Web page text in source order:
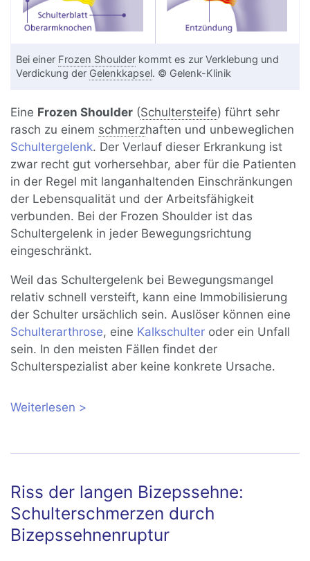
Bei einer Frozen Shoulder kommt es zur Verklebung und
Verdickung der Gelenkkapsel. © Gelenk-Klinik
Eine Frozen Shoulder (Schultersteife) führt sehr
rasch zu einem schmerzhaften und unbeweglichen
Schultergelenk. Der Verlauf dieser Erkrankung ist
zwar recht gut vorhersehbar, aber für die Patienten
in der Regel mit langanhaltenden Einschränkungen
der Lebensqualität und der Arbeitsfähigkeit
verbunden. Bei der Frozen Shoulder ist das
Schultergelenk in jeder Bewegungsrichtung
eingeschränkt.
Weil das Schultergelenk bei Bewegungsmangel
relativ schnell versteift, kann eine Immobilisierung
der Schulter ursächlich sein. Auslöser können eine
Schulterarthrose, eine Kalkschulter oder ein Unfall
sein. In den meisten Fällen findet der
Schulterspezialist aber keine konkrete Ursache.
Weiterlesen über Frozen Shoulder: Ursachen,
Riss der langen Bizepssehne:
Schulterschmerzen durch
Bizepssehnenruptur